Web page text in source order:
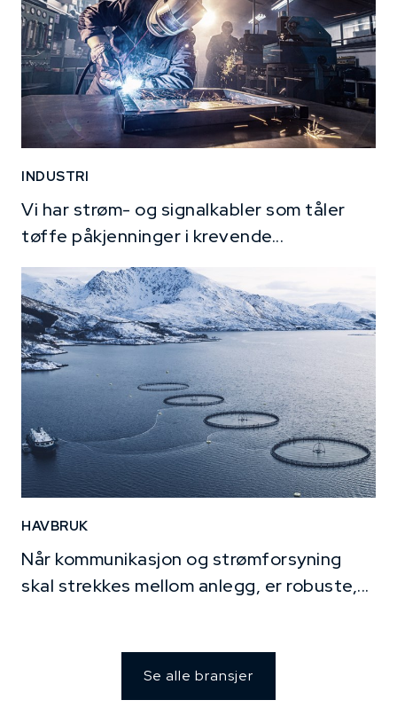
INDUSTRI
Vi har strøm- og signalkabler som tåler
tøffe påkjenninger i krevende...
HAVBRUK
Når kommunikasjon og strømforsyning
skal strekkes mellom anlegg, er robuste,...
Se alle bransjer